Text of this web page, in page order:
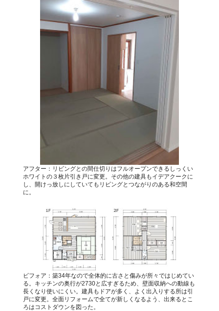
アフター：リビングとの間仕切りはフルオープンできるしっくい
ホワイトの３枚片引き戸に変更。その他の建具もイデアクークに
し、開けっ放しにしていてもリビングとつながりのある和空間
に。
ビフォア：築34年なので全体的に古さと傷みが所々ではじめてい
る。キッチンの奥行が2730と広すぎるため、壁面収納への動線も
長くなり使いにくい。建具もドアが多く、よく出入りする所は引
戸に変更。全面リフォームで全てが新しくなるよう、出来るとこ
ろはコストダウンを図った。